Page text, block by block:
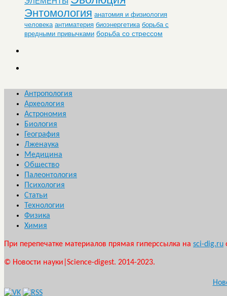
Энтомология анатомия и физиология
человека антиматерия биоэнергетика борьба с
вредными привычками борьба со стрессом
Антропология
Археология
Астрономия
Биология
География
Лженаука
Медицина
Общество
Палеонтология
Психология
Статьи
Технологии
Физика
Химия
При перепечатке материалов прямая гиперссылка на sci-dig.ru
© Новости науки|Science-digest. 2014-2023.